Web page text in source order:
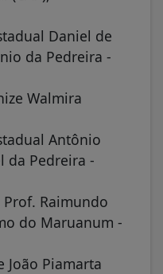
Daniel de
da Pedreira -
Walmira
Antônio
da Pedreira -
Raimundo
do Maruanum -
João Piamarta